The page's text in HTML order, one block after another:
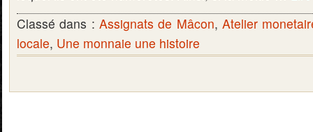
Classé dans : Assignats de Mâcon, Atelier
locale, Une monnaie une histoire